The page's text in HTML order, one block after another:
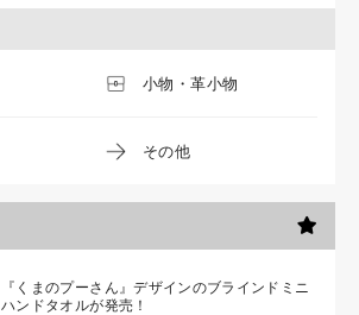
小物・革小物
その他
『くまのプーさん』デザインのブラインドミニ
ハンドタオルが発売！